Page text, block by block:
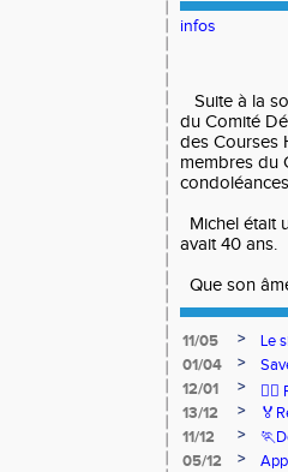
infos
Suite à la
du Comité
des Courses
membres du
Michel était
avait 40 ans.
Que son
11/05 >
Le
01/04
>
12/01
>
13/12
>
11/12
>
05/12
>